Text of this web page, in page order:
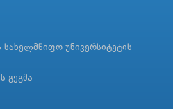
უნივერსიტეტის
გეგმა